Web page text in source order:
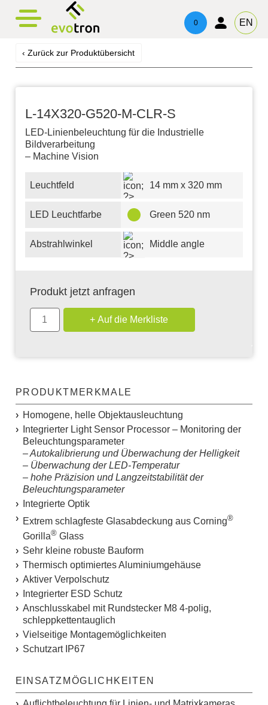
0 EN
‹ Zurück zur Produktübersicht
L-14X320-G520-M-CLR-S
LED-Linienbeleuchtung für die Industrielle
Bildverarbeitung
– Machine Vision
Leuchtfeld 14 mm x 320 mm
LED Leuchtfarbe Green 520 nm
Abstrahlwinkel Middle angle
Produkt jetzt anfragen
PRODUKTMERKMALE
Homogene, helle Objektausleuchtung
Integrierter Light Sensor Processor – Monitoring der
Beleuchtungsparameter
– Autokalibrierung und Überwachung der Helligkeit
– Überwachung der LED-Temperatur
– hohe Präzision und Langzeitstabilität der
Beleuchtungsparameter
Integrierte Optik
Extrem schlagfeste Glasabdeckung aus Corning®
Gorilla®Glass
Sehr kleine robuste Bauform
Thermisch optimiertes Aluminiumgehäuse
Aktiver Verpolschutz
Integrierter ESD Schutz
Anschlusskabel mit Rundstecker M8 4-polig,
schleppkettentauglich
Vielseitige Montagemöglichkeiten
Schutzart IP67
EINSATZMÖGLICHKEITEN
evotronControl
evotronacademy